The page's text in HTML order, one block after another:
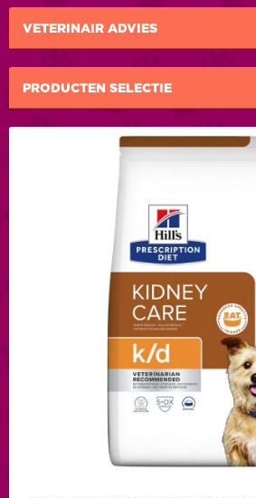
VETERINAIR ADVIES
PRODUCTEN SELECTIE